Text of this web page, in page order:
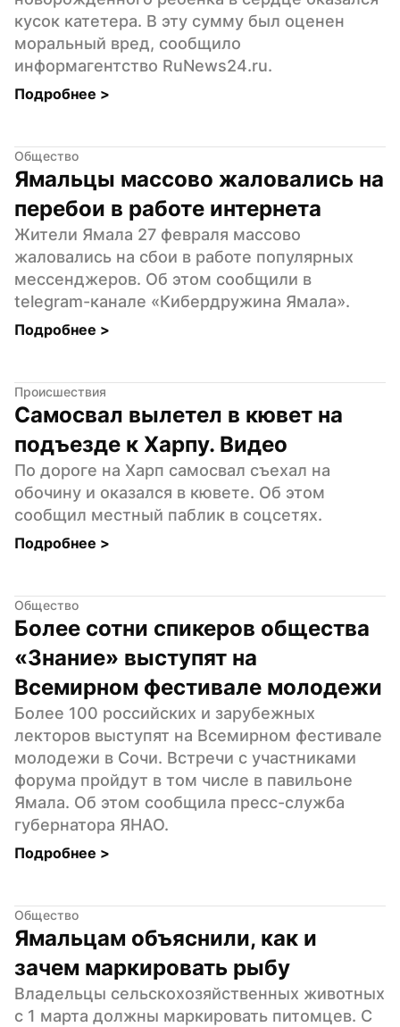
кусок катетера. В эту сумму был оценен
моральный вред, сообщило
информагентство RuNews24.ru.
Подробнее >
Общество
Ямальцы массово жаловались на
перебои в работе интернета
Жители Ямала 27 февраля массово
жаловались на сбои в работе популярных
мессенджеров. Об этом сообщили в
telegram-канале «Кибердружина Ямала».
Подробнее >
Происшествия
Самосвал вылетел в кювет на
подъезде к Харпу. Видео
По дороге на Харп самосвал съехал на
обочину и оказался в кювете. Об этом
сообщил местный паблик в соцсетях.
Подробнее >
Общество
Более сотни спикеров общества
«Знание» выступят на
Всемирном фестивале молодежи
Более 100 российских и зарубежных
лекторов выступят на Всемирном фестивале
молодежи в Сочи. Встречи с участниками
форума пройдут в том числе в павильоне
Ямала. Об этом сообщила пресс-служба
губернатора ЯНАО.
Подробнее >
Общество
Ямальцам объяснили, как и
зачем маркировать рыбу
Владельцы сельскохозяйственных животных
с 1 марта должны маркировать питомцев. С